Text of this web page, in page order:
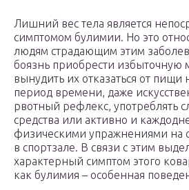
Лишний вес тела является
симптомом булимии. Но это
людям страдающим этим
боязнь приобрести избыточную
вынудить их отказаться от пищи
период времени, даже
рвотный рефлекс, употреблять
средства или активно и
физическими упражнениями на
в спортзале. В связи с этим
характерный симптом этого
как булимия – особенная